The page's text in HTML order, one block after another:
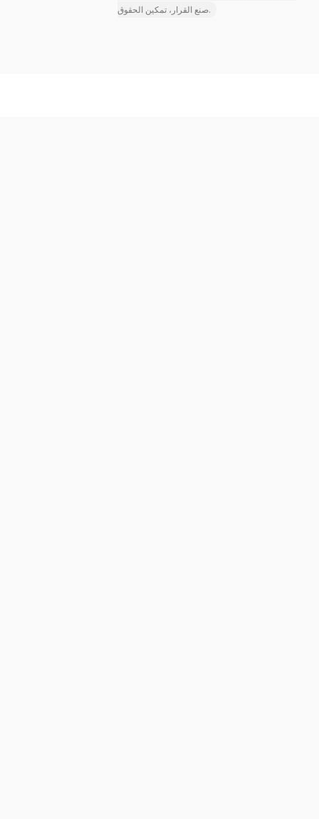
صنع القرار، تمكين الحقوق.